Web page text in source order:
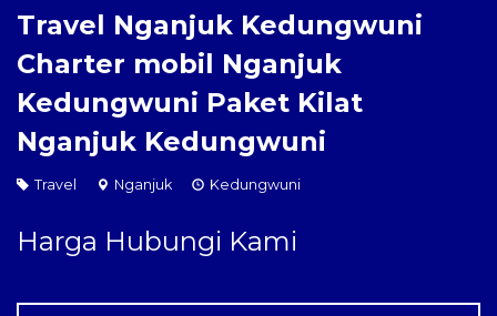
Travel Nganjuk Kedungwuni
Charter mobil Nganjuk
Kedungwuni Paket Kilat
Nganjuk Kedungwuni
Travel Nganjuk Kedungwuni
Harga Hubungi Kami